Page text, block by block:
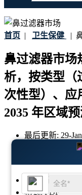
首页 | 卫生保健 |
鼻过滤器市场
析，按类型（
次性型）、应
2035 年区域预
最后更新: 29-
2021
地区:
全球
格式: PDF